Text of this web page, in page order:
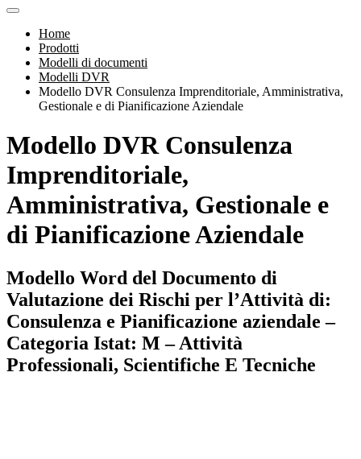
Home
Prodotti
Modelli di documenti
Modelli DVR
Modello DVR Consulenza Imprenditoriale, Amministrativa,
Gestionale e di Pianificazione Aziendale
Modello DVR Consulenza
Imprenditoriale,
Amministrativa, Gestionale e
di Pianificazione Aziendale
Modello Word del Documento di
Valutazione dei Rischi per l’Attività di:
Consulenza e Pianificazione aziendale –
Categoria Istat: M – Attività
Professionali, Scientifiche E Tecniche